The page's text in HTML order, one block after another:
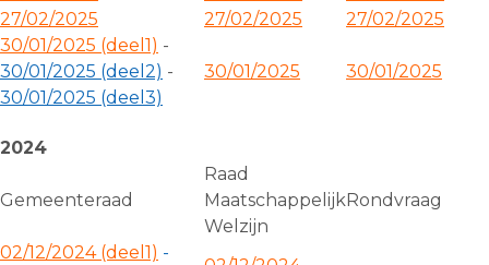
27/02/2025
27/02/2025
27/02/2025
30/01/2025 (deel1) -
30/01/2025 (deel2) -
30/01/2025 (deel3)
30/01/2025 30/01/2025
2024
Gemeenteraad
Raad
Maatschappelijk
Welzijn
Rondvraag
02/12/2024 (deel1) -